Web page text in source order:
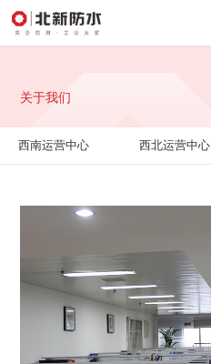
关于我们
西南运营中心 西北运营中心